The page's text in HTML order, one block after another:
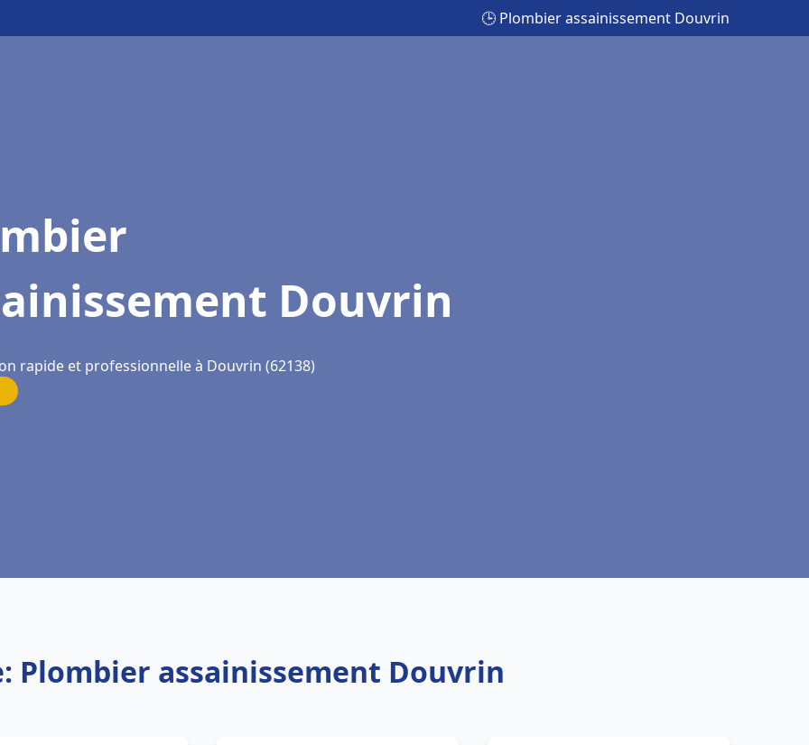
🕒 Plombier assainissement Douvrin
Douvrin
rapide et professionnelle à Douvrin (62138)
Plombier assainissement Douvrin